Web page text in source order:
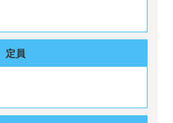
定員